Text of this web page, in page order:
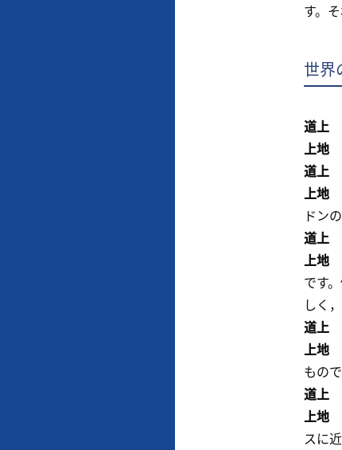
す。
世界
道上
上地
道上
上地
ドン
道上
上地
です
しく
道上
上地
もので
道上
上地
スに